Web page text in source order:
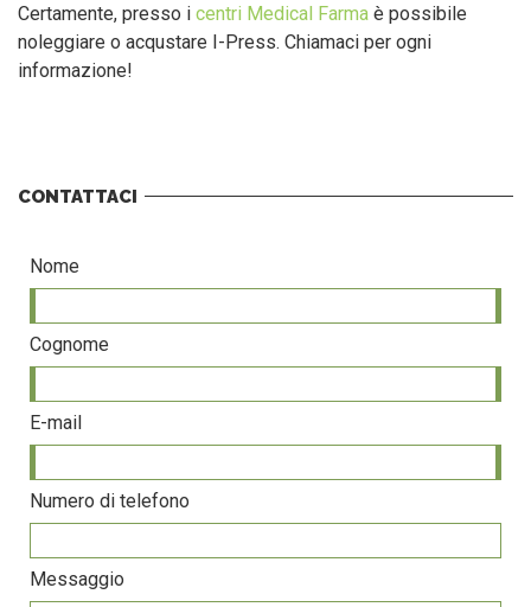
Certamente, presso i centri Medical Farma è possibile
noleggiare o acqustare I-Press. Chiamaci per ogni
informazione!
CONTATTACI
Nome
Cognome
E-mail
Numero di telefono
Messaggio